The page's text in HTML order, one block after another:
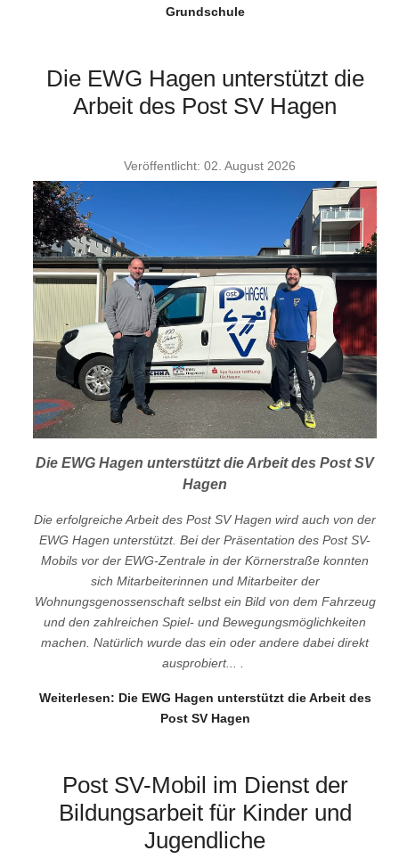
Grundschule
Die EWG Hagen unterstützt die
Arbeit des Post SV Hagen
Veröffentlicht: 02. August 2026
Die EWG Hagen unterstützt die Arbeit des Post SV
Hagen
Die erfolgreiche Arbeit des Post SV Hagen wird auch von der
EWG Hagen unterstützt. Bei der Präsentation des Post SV-
Mobils vor der EWG-Zentrale in der Körnerstraße konnten
sich Mitarbeiterinnen und Mitarbeiter der
Wohnungsgenossenschaft selbst ein Bild von dem Fahrzeug
und den zahlreichen Spiel- und Bewegungsmöglichkeiten
machen. Natürlich wurde das ein oder andere dabei direkt
ausprobiert... .
Weiterlesen: Die EWG Hagen unterstützt die Arbeit des
Post SV Hagen
Post SV-Mobil im Dienst der
Bildungsarbeit für Kinder und
Jugendliche